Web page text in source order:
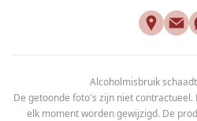
Alcoholmisbruik
De getoonde foto's zijn niet
elk moment worden gewijzigd. De